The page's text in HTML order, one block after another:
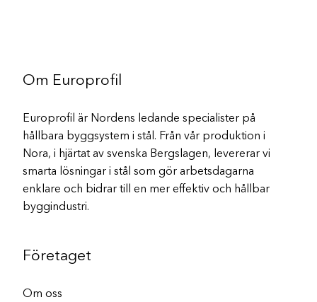
Om Europrofil
Europrofil är Nordens ledande specialister på
hållbara byggsystem i stål. Från vår produktion i
Nora, i hjärtat av svenska Bergslagen, levererar vi
smarta lösningar i stål som gör arbetsdagarna
enklare och bidrar till en mer effektiv och hållbar
byggindustri.
Företaget
Om oss